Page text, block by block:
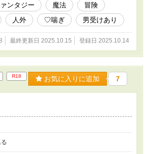
ンタジー 魔法
冒険
人外 ♡喘ぎ 男受けあり
最終更新日 2025.10.15 登録日 2025.10.14
R18 お気に入りに追加 7